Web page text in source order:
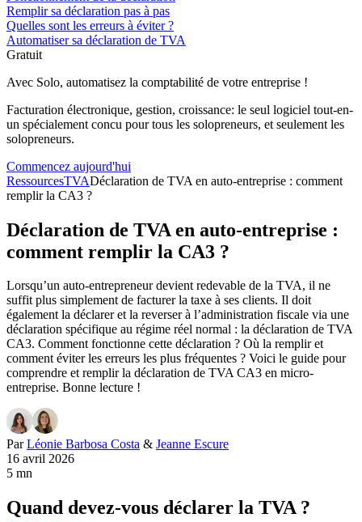
Remplir sa déclaration pas à pas
Quelles sont les erreurs à éviter ?
Automatiser sa déclaration de TVA
Gratuit
Avec Solo, automatisez la comptabilité de votre entreprise !
Facturation électronique, gestion, croissance: le seul logiciel tout-en-
un spécialement concu pour tous les solopreneurs, et seulement les
solopreneurs.
Commencez aujourd'hui
RessourcesTVADéclaration de TVA en auto-entreprise : comment
remplir la CA3 ?
Déclaration de TVA en auto-entreprise :
comment remplir la CA3 ?
Lorsqu’un auto-entrepreneur devient redevable de la TVA, il ne
suffit plus simplement de facturer la taxe à ses clients. Il doit
également la déclarer et la reverser à l’administration fiscale via une
déclaration spécifique au régime réel normal : la déclaration de TVA
CA3. Comment fonctionne cette déclaration ? Où la remplir et
comment éviter les erreurs les plus fréquentes ? Voici le guide pour
comprendre et remplir la déclaration de TVA CA3 en micro-
entreprise. Bonne lecture !
ParLéonie Barbosa Costa & Jeanne Escure
16 avril 2026
5 mn
Quand devez-vous déclarer la TVA ?